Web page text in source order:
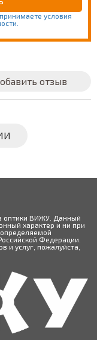
условия
отзыв
оптики ВИЖУ. Данный
характер и ни при
Федерации.
и услуг, пожалуйста,